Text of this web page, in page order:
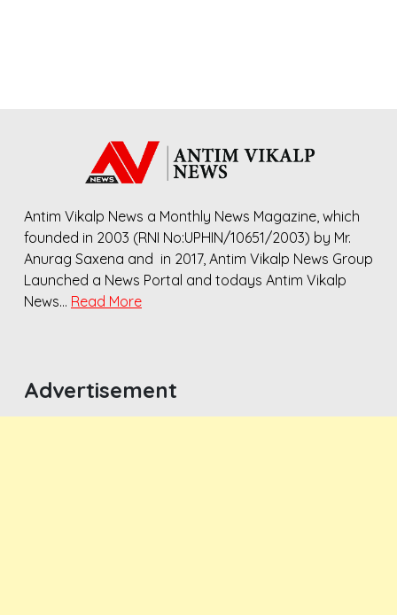
Antim Vikalp News a Monthly News Magazine, which
founded in 2003 (RNI No:UPHIN/10651/2003) by Mr.
Anurag Saxena and in 2017, Antim Vikalp News Group
Launched a News Portal and todays Antim Vikalp
News… Read More
Advertisement